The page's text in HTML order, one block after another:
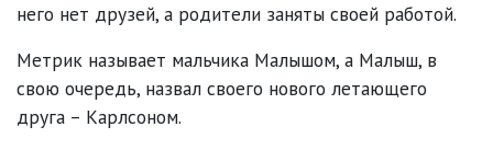
него нет друзей, а родители заняты своей работой.
Метрик называет мальчика Малышом, а Малыш, в
свою очередь, назвал своего нового летающего
друга – Карлсоном.